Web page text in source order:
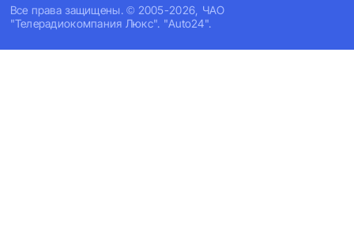
Все права защищены. © 2005-2026, ЧАО
"Телерадиокомпания Люкс". "Auto24".